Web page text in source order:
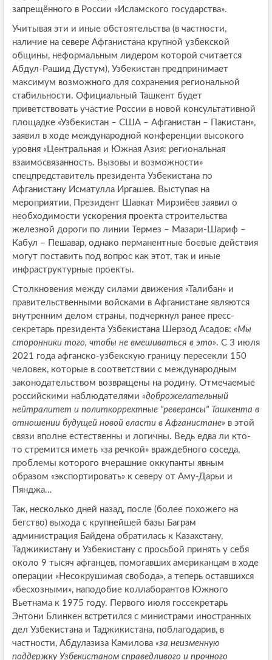
запрещённого в России «Исламского государства».
Учитывая эти и иные обстоятельства (в частности,
наличие на севере Афганистана крупной узбекской
общины, неформальным лидером которой считается
Абдул-Рашид Дустум), Узбекистан предпринимает
максимум возможного для сохранения региональной
стабильности. Официальный Ташкент будет
приветствовать участие России в новой консультативной
площадке «Узбекистан – США – Афганистан – Пакистан»,
заявил в ходе международной конференции высокого
уровня «Центральная и Южная Азия: региональная
взаимосвязанность. Вызовы и возможности»
спецпредставитель президента Узбекистана по
Афганистану Исматулла Иргашев. Выступая на
мероприятии, Президент Шавкат Мирзиёев заявил о
необходимости ускорения проекта строительства
железной дороги по линии Термез – Мазари-Шариф –
Кабул – Пешавар, однако перманентные боевые действия
могут поставить под вопрос как этот, так и иные
инфраструктурные проекты.
Столкновения между силами движения «Талибан» и
правительственными войсками в Афганистане являются
внутренним делом страны, подчеркнул ранее пресс-
секретарь президента Узбекистана Шерзод Асадов: «Мы
сторонники того, чтобы не вмешиваться в это». С 3 июля
2021 года афганско-узбекскую границу пересекли 150
человек, которые в соответствии с международным
законодательством возвращены на родину. Отмечаемые
российскими наблюдателями «доброжелательный
нейтралитет и политкорректные "реверансы" Ташкента в
отношении будущей новой власти в Афганистане» в этой
связи вполне естественны и логичны. Ведь едва ли кто-
то стремится иметь «за речкой» враждебного соседа,
проблемы которого вчерашние оккупанты явным
образом «экспортировать» к северу от Аму-Дарьи и
Пянджа…
Так, несколько дней назад, после (более похожего на
бегство) выхода с крупнейшей базы Баграм
администрация Байдена обратилась к Казахстану,
Таджикистану и Узбекистану с просьбой принять у себя
около 9 тысяч афганцев, помогавших американцам в ходе
операции «Несокрушимая свобода», а теперь оставшихся
«бесхозными», наподобие коллаборантов Южного
Вьетнама к 1975 году. Первого июля госсекретарь
Энтони Блинкен встретился с министрами иностранных
дел Узбекистана и Таджикистана, поблагодарив, в
частности, Абдулазиза Камилова «за неизменную
поддержку Узбекистаном справедливого и прочного